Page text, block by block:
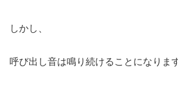
しかし、
呼び出し音は鳴り続けることになります